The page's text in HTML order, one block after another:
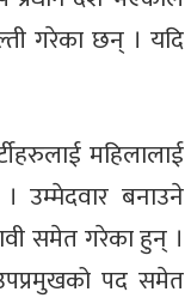
गरेका छन् । यदि
महिलालाई
उम्मेदवार बनाउने
समेत गरेका हुन् ।
पद समेत